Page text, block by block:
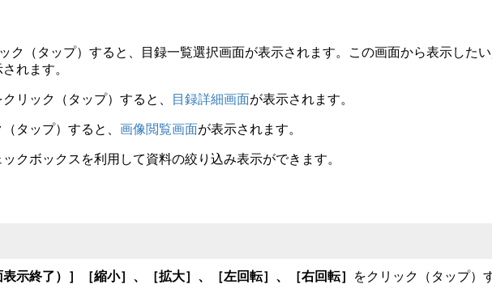
ク（タップ）すると、目録一覧選択画面が表示されます。この画面から表示した
れます。
リック（タップ）すると、 目録詳細画面が表示されます。
タップ）すると、 画像閲覧画面が表示されます。
クボックスを利用して資料の絞り込み表示ができます。
表示終了）］［縮小］、［拡大］、［左回転］、［右回転］ をクリック（タップ）